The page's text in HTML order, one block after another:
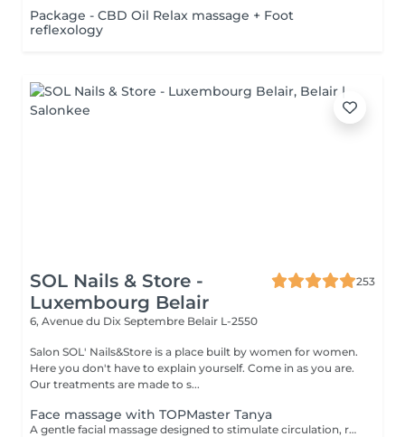
Package - CBD Oil Relax massage + Foot
reflexology
SOL Nails & Store -
Luxembourg Belair
253
6, Avenue du Dix Septembre Belair L-2550
Salon SOL' Nails&Store is a place built by women for women.
Here you don't have to explain yourself. Come in as you are.
Our treatments are made to s...
Face massage with TOPMaster Tanya
A gentle facial massage designed to stimulate circulation, relax facial tension and enhance the natural glow of the skin. The treatment can help the face look fresher, more rested and more radiant. Result: relaxed facial features, improved skin freshness and a healthy glow. Recommended frequency: once a week or every 2 weeks.